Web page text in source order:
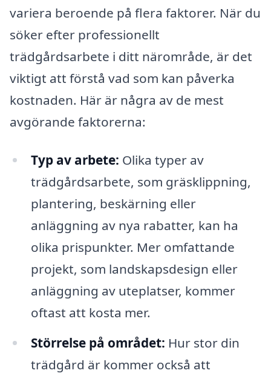
variera beroende på flera faktorer. När du
söker efter professionellt
trädgårdsarbete i ditt närområde, är det
viktigt att förstå vad som kan påverka
kostnaden. Här är några av de mest
avgörande faktorerna:
Typ av arbete: Olika typer av
trädgårdsarbete, som gräsklippning,
plantering, beskärning eller
anläggning av nya rabatter, kan ha
olika prispunkter. Mer omfattande
projekt, som landskapsdesign eller
anläggning av uteplatser, kommer
oftast att kosta mer.
Störrelse på området: Hur stor din
trädgård är kommer också att